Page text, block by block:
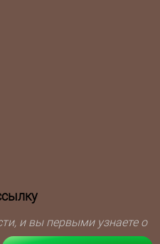
и вы первыми узнаете о